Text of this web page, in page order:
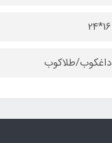
16*24
داغکوب/طلاکوب